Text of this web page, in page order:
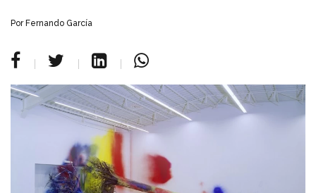
Por Fernando García